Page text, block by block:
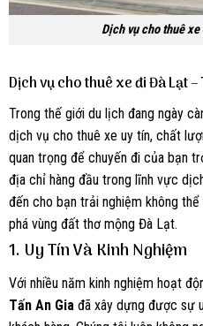
Dịch vụ cho thuê
Dịch vụ cho thuê xe đi Đà Lạt –
Trong thế giới du lịch đang ngày
dịch vụ cho thuê xe uy tín, chất
quan trọng để chuyến đi của bạn
địa chỉ hàng đầu trong lĩnh vực
đến cho bạn trải nghiệm không
phá vùng đất thơ mộng Đà Lạt.
1. Uy Tín Và Kinh Nghiệm
Với nhiều năm kinh nghiệm hoạt
Tấn An Gia đã xây dựng được sự